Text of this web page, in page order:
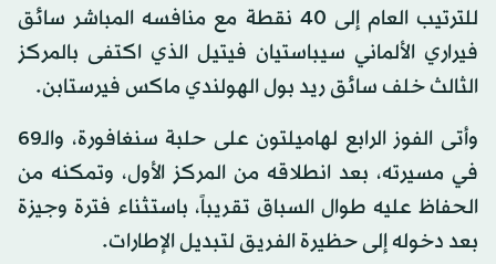
للترتيب العام إلى 40 نقطة مع منافسه المباشر سائق
فيراري الألماني سيباستيان فيتيل الذي اكتفى بالمركز
الثالث خلف سائق ريد بول الهولندي ماكس فيرستابن.
وأتى الفوز الرابع لهاميلتون على حلبة سنغافورة، والـ69
في مسيرته، بعد انطلاقه من المركز الأول، وتمكنه من
الحفاظ عليه طوال السباق تقريباً، باستثناء فترة وجيزة
بعد دخوله إلى حظيرة الفريق لتبديل الإطارات.